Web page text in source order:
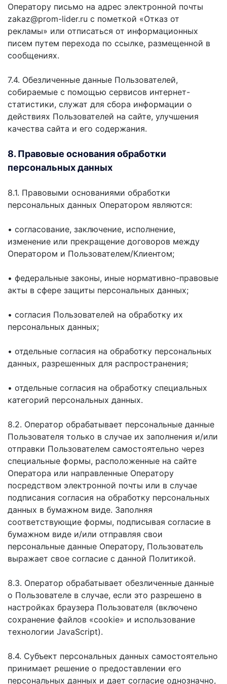
Оператору письмо на адрес электронной почты
zakaz@prom-lider.ru с пометкой «Отказ от
рекламы» или отписаться от информационных
писем путем перехода по ссылке, размещенной в
сообщениях.
7.4. Обезличенные данные Пользователей,
собираемые с помощью сервисов интернет-
статистики, служат для сбора информации о
действиях Пользователей на сайте, улучшения
качества сайта и его содержания.
8. Правовые основания обработки
персональных данных
8.1. Правовыми основаниями обработки
персональных данных Оператором являются:
• согласование, заключение, исполнение,
изменение или прекращение договоров между
Оператором и Пользователем/Клиентом;
• федеральные законы, иные нормативно-правовые
акты в сфере защиты персональных данных;
• согласия Пользователей на обработку их
персональных данных;
• отдельные согласия на обработку персональных
данных, разрешенных для распространения;
• отдельные согласия на обработку специальных
категорий персональных данных.
8.2. Оператор обрабатывает персональные данные
Пользователя только в случае их заполнения и/или
отправки Пользователем самостоятельно через
специальные формы, расположенные на сайте
Оператора или направленные Оператору
посредством электронной почты или в случае
подписания согласия на обработку персональных
данных в бумажном виде. Заполняя
соответствующие формы, подписывая согласие в
бумажном виде и/или отправляя свои
персональные данные Оператору, Пользователь
выражает свое согласие с данной Политикой.
8.3. Оператор обрабатывает обезличенные данные
о Пользователе в случае, если это разрешено в
настройках браузера Пользователя (включено
сохранение файлов «cookie» и использование
технологии JavaScript).
8.4. Субъект персональных данных самостоятельно
принимает решение о предоставлении его
персональных данных и дает согласие однозначно,